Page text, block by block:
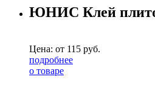
ЮНИС Клей
Цена: от 115 руб.
подробнее
о товаре